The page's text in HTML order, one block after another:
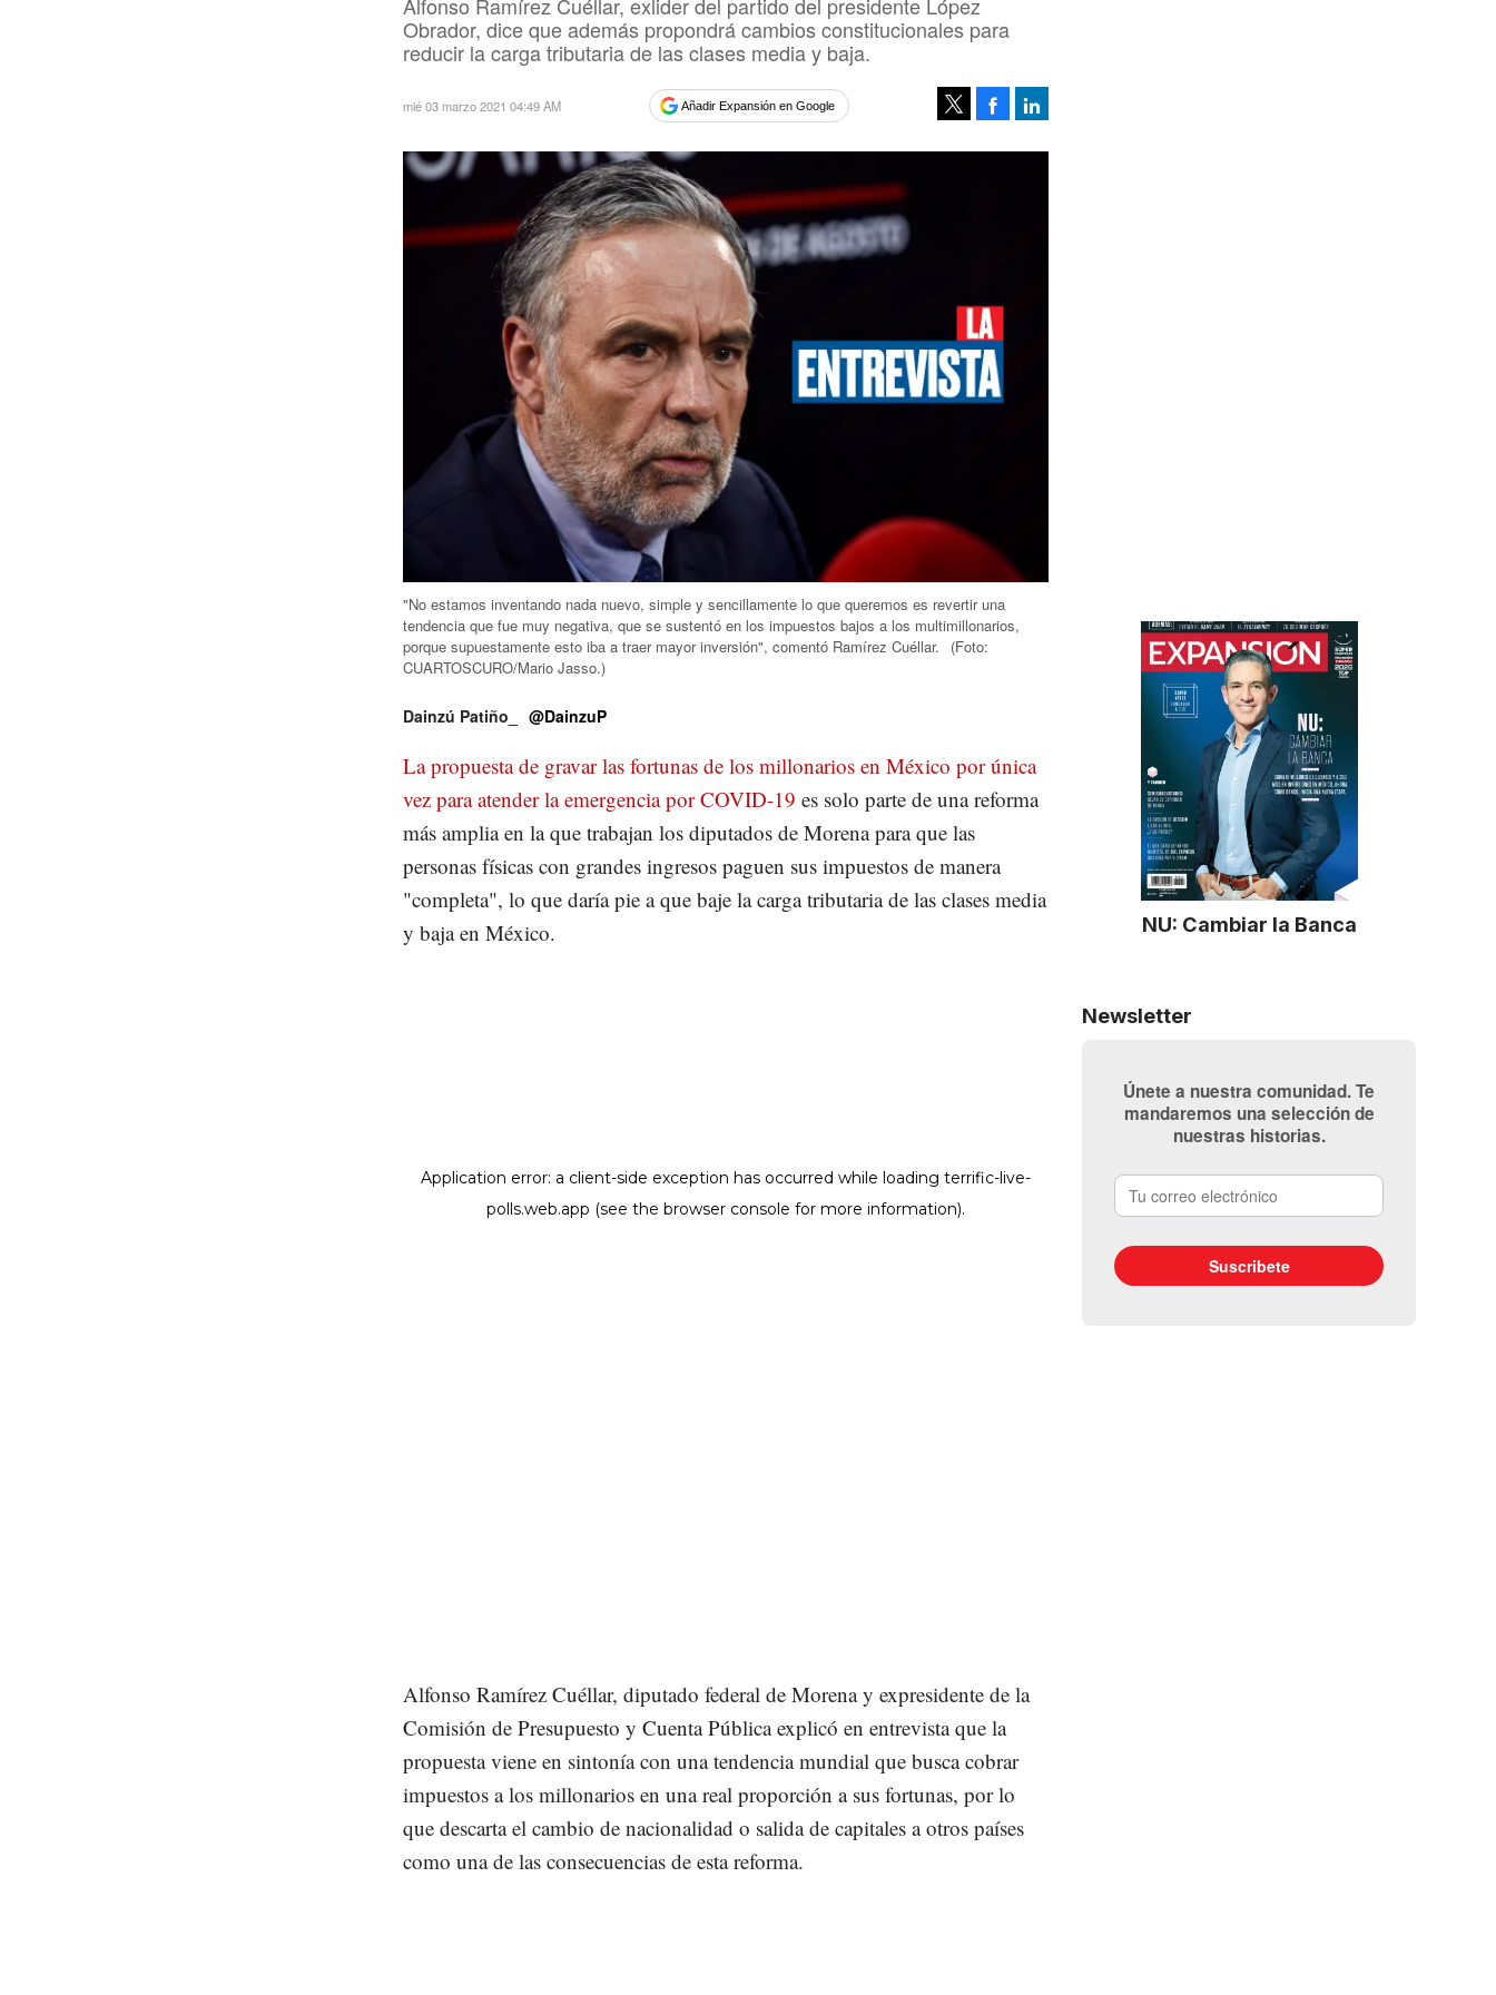
NU: Cambiar la Banca
Newsletter
Únete a nuestra comunidad. Te
mandaremos una selección de
nuestras historias.
Obrador, dice que además propondrá cambios constitucionales para
reducir la carga tributaria de las clases media y baja.
mié 03 marzo 2021 04:49 AM Añadir Expansión en Google Facebook
"No estamos inventando nada nuevo, simple y sencillamente lo que queremos es revertir una
tendencia que fue muy negativa, que se sustentó en los impuestos bajos a los multimillonarios,
porque supuestamente esto iba a traer mayor inversión", comentó Ramírez Cuéllar.
(Foto:
CUARTOSCURO/Mario Jasso.)
Dainzú Patiño_ @DainzuP
La propuesta de gravar las fortunas de los millonarios en México por única
vez para atender la emergencia por COVID-19 es solo parte de una reforma
más amplia en la que trabajan los diputados de Morena para que las
personas físicas con grandes ingresos paguen sus impuestos de manera
"completa", lo que daría pie a que baje la carga tributaria de las clases media
y baja en México.
Alfonso Ramírez Cuéllar, diputado federal de Morena y expresidente de la
Comisión de Presupuesto y Cuenta Pública explicó en entrevista que la
propuesta viene en sintonía con una tendencia mundial que busca cobrar
impuestos a los millonarios en una real proporción a sus fortunas, por lo
que descarta el cambio de nacionalidad o salida de capitales a otros países
como una de las consecuencias de esta reforma.